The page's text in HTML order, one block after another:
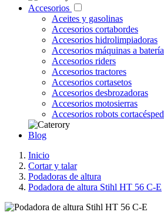
Accesorios
Aceites y gasolinas
Accesorios cortabordes
Accesorios hidrolimpiadoras
Accesorios máquinas a batería
Accesorios riders
Accesorios tractores
Accesorios cortasetos
Accesorios desbrozadoras
Accesorios motosierras
Accesorios robots cortacésped
Blog
Inicio
Cortar y talar
Podadoras de altura
Podadora de altura Stihl HT 56 C-E